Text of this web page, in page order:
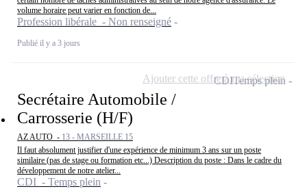
volume horaire peut varier en fonction de...
Profession libérale - Non renseigné
Publié il y a 3 jours
Secrétaire Automobile /
Carrosserie (H/F)
AZ AUTO - 13 - MARSEILLE 15
Il faut absolument justifier d'une expérience de minimum 3 ans sur un poste
similaire (pas de stage ou formation etc...) Description du poste : Dans le cadre du
développement de notre atelier...
CDI - Temps plein
CDITemps plein
Ajouter cette offre à ma sélection